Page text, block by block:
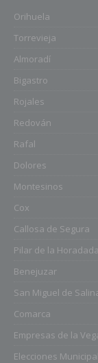
Orihuela
Torrevieja
Almoradí
Bigastro
Rojales
Redován
Rafal
Dolores
Montesinos
Cox
Callosa de Segura
Pilar de la Horadada
Benejuzar
San Miguel de
Comarca
Empresas de la
Elecciones